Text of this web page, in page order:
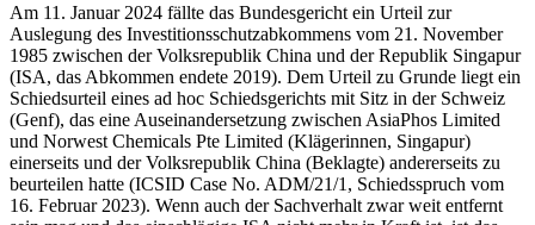
Am 11. Januar 2024 fällte das Bundesgericht ein Urteil zur
Auslegung des Investitionsschutzabkommens vom 21. November
1985 zwischen der Volksrepublik China und der Republik Singapur
(ISA, das Abkommen endete 2019). Dem Urteil zu Grunde liegt ein
Schiedsurteil eines ad hoc Schiedsgerichts mit Sitz in der Schweiz
(Genf), das eine Auseinandersetzung zwischen AsiaPhos Limited
und Norwest Chemicals Pte Limited (Klägerinnen, Singapur)
einerseits und der Volksrepublik China (Beklagte) andererseits zu
beurteilen hatte (ICSID Case No. ADM/21/1, Schiedsspruch vom
16. Februar 2023). Wenn auch der Sachverhalt zwar weit entfernt